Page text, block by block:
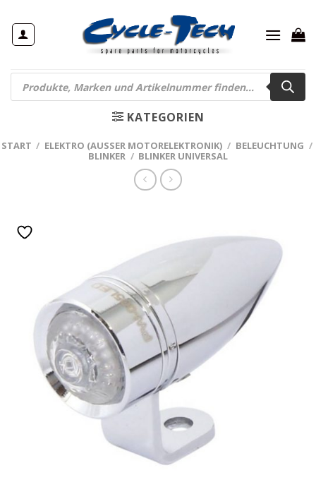
Inhalt
springen
Products
search
KATEGORIEN
START / ELEKTRO (AUSSER MOTORELEKTRONIK) / BELEUCHTUNG /
BLINKER / BLINKER UNIVERSAL